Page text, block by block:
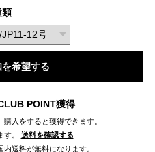
類
希望する
POINT獲得
購入をすると獲得できます。
。
送料を確認する
送料が無料になります。